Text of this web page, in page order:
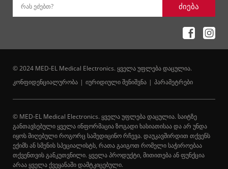
რას ეძებთ? ძიება
© 2024 MED-EL Medical Electronics. ყველა უფლება დაცულია.
კონფიდენციალურობა
იურიდიული შენიშვნა პარამეტრები
© MED-EL Medical Electronics. ყველა უფლება დაცულია. საიტზე
განთავსებული ყველა ინფორმაცია ზოგადი ხასიათისაა და არ უნდა
იყოს მიღებული როგორც სამედიცინო რჩევა. დაუკავშირდით თქვენს
ექიმს ან სმენის სპეციალისტს, რათა გაიგოთ რომელი საჭიროებაა
თქვენთვის განკუთვნილი. ყველა პროდუქტი, მითითება ან ფუნქცია
არაა ყველა ქვეყანაში დამტკიცებული.